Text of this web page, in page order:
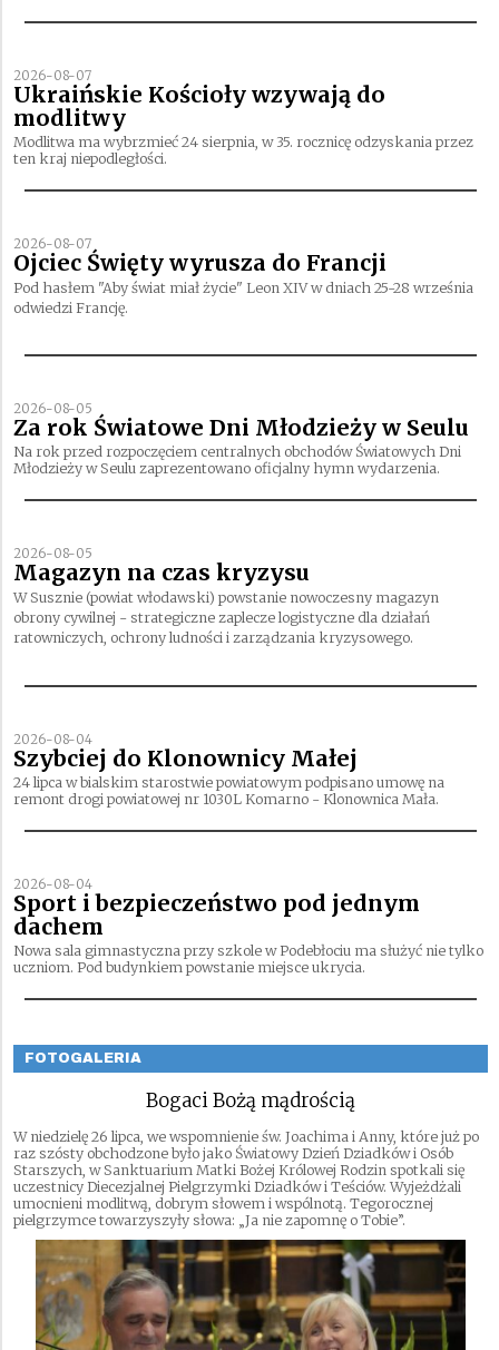
2026-08-07
Ukraińskie Kościoły wzywają do
modlitwy
Modlitwa ma wybrzmieć 24 sierpnia, w 35. rocznicę odzyskania przez
ten kraj niepodległości.
2026-08-07
Ojciec Święty wyrusza do Francji
Pod hasłem "Aby świat miał życie" Leon XIV w dniach 25-28 września
odwiedzi Francję.
2026-08-05
Za rok Światowe Dni Młodzieży w Seulu
Na rok przed rozpoczęciem centralnych obchodów Światowych Dni
Młodzieży w Seulu zaprezentowano oficjalny hymn wydarzenia.
2026-08-05
Magazyn na czas kryzysu
W Susznie (powiat włodawski) powstanie nowoczesny magazyn
obrony cywilnej - strategiczne zaplecze logistyczne dla działań
ratowniczych, ochrony ludności i zarządzania kryzysowego.
2026-08-04
Szybciej do Klonownicy Małej
24 lipca w bialskim starostwie powiatowym podpisano umowę na
remont drogi powiatowej nr 1030L Komarno - Klonownica Mała.
2026-08-04
Sport i bezpieczeństwo pod jednym
dachem
Nowa sala gimnastyczna przy szkole w Podebłociu ma służyć nie tylko
uczniom. Pod budynkiem powstanie miejsce ukrycia.
FOTOGALERIA
Bogaci Bożą mądrością
W niedzielę 26 lipca, we wspomnienie św. Joachima i Anny, które już po
raz szósty obchodzone było jako Światowy Dzień Dziadków i Osób
Starszych, w Sanktuarium Matki Bożej Królowej Rodzin spotkali się
uczestnicy Diecezjalnej Pielgrzymki Dziadków i Teściów. Wyjeżdżali
umocnieni modlitwą, dobrym słowem i wspólnotą. Tegorocznej
pielgrzymce towarzyszyły słowa: „Ja nie zapomnę o Tobie”.